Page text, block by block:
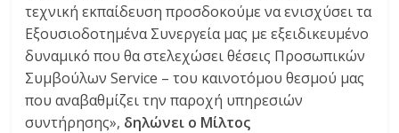
τεχνική εκπαίδευση προσδοκούμε να ενισχύσει τα
Εξουσιοδοτημένα Συνεργεία μας με εξειδικευμένο
δυναμικό που θα στελεχώσει θέσεις Προσωπικών
Συμβούλων Service – του καινοτόμου θεσμού μας
που αναβαθμίζει την παροχή υπηρεσιών
συντήρησης», δηλώνει ο Μίλτος